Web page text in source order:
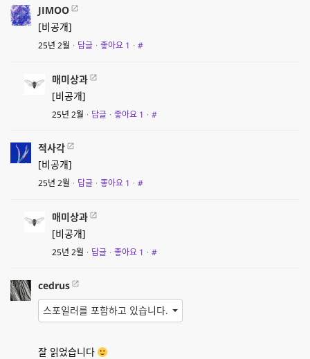
JIMOO
[비공개]
25년 2월 · 답글 · 좋아요 1 · #
매미상과
[비공개]
25년 2월 · 답글 · 좋아요 1 · #
적사각
[비공개]
25년 2월 · 답글 · 좋아요 1 · #
매미상과
[비공개]
25년 2월 · 답글 · 좋아요 1 · #
cedrus
스포일러를 포함하고 있습니다.
잘 읽었습니다